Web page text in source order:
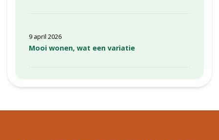
Mooi wonen, wat een variatie
9 april 2026